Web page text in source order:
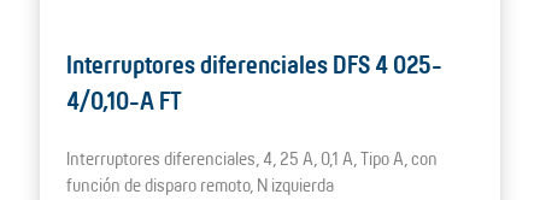
Interruptores diferenciales DFS 4 025-
4/0,10-A FT
Interruptores diferenciales, 4, 25 A, 0,1 A, Tipo A, con
función de disparo remoto, N izquierda